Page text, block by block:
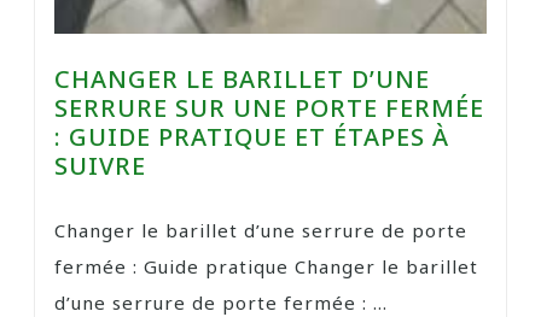
CHANGER LE BARILLET D’UNE
SERRURE SUR UNE PORTE FERMÉE
: GUIDE PRATIQUE ET ÉTAPES À
SUIVRE
Changer le barillet d’une serrure de porte
fermée : Guide pratique Changer le barillet
d’une serrure de porte fermée : ...